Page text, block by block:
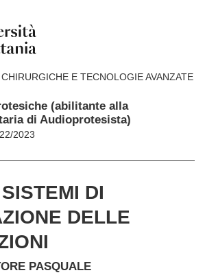
E TECNOLOGIE AVANZATE
(abilitante alla
di Audioprotesista)
2023
SISTEMI DI
DELLE
PASQUALE